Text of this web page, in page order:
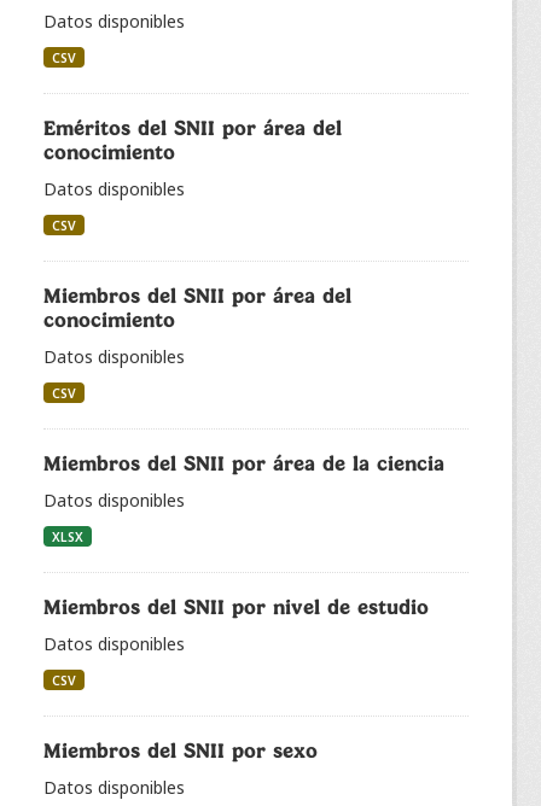
Datos disponibles
CSV
Eméritos del SNII por área del
conocimiento
Datos disponibles
CSV
Miembros del SNII por área del
conocimiento
Datos disponibles
CSV
Miembros del SNII por área de la ciencia
Datos disponibles
XLSX
Miembros del SNII por nivel de estudio
Datos disponibles
CSV
Miembros del SNII por sexo
Datos disponibles